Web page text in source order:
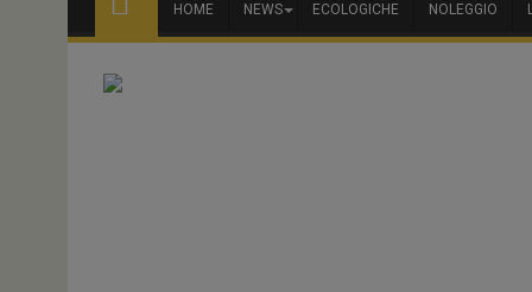
HOME NEWS ECOLOGICHE NOLEGGIO